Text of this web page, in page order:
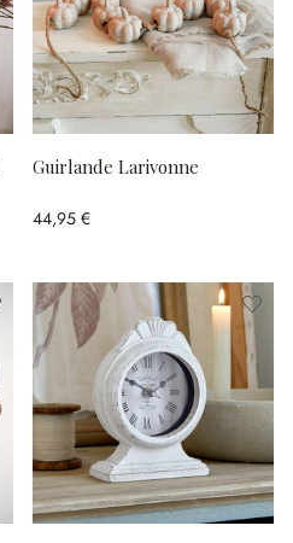
Guirlande Larivonne
44,95 €